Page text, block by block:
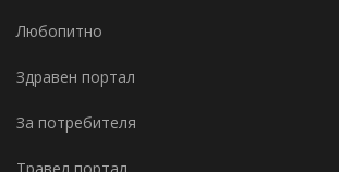
Любопитно
Здравен портал
За потребителя
Травел портал